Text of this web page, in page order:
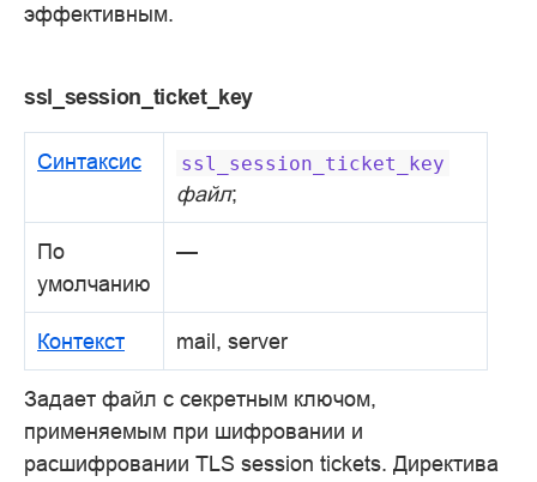
эффективным.
ssl_session_ticket_key
Синтаксис ssl_session_ticket_key
файл;
По
умолчанию
—
Контекст mail, server
Задает файл с секретным ключом,
применяемым при шифровании и
расшифровании TLS session tickets. Директива